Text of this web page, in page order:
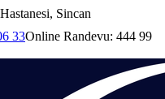
Sincan
33Online Randevu: 444 99